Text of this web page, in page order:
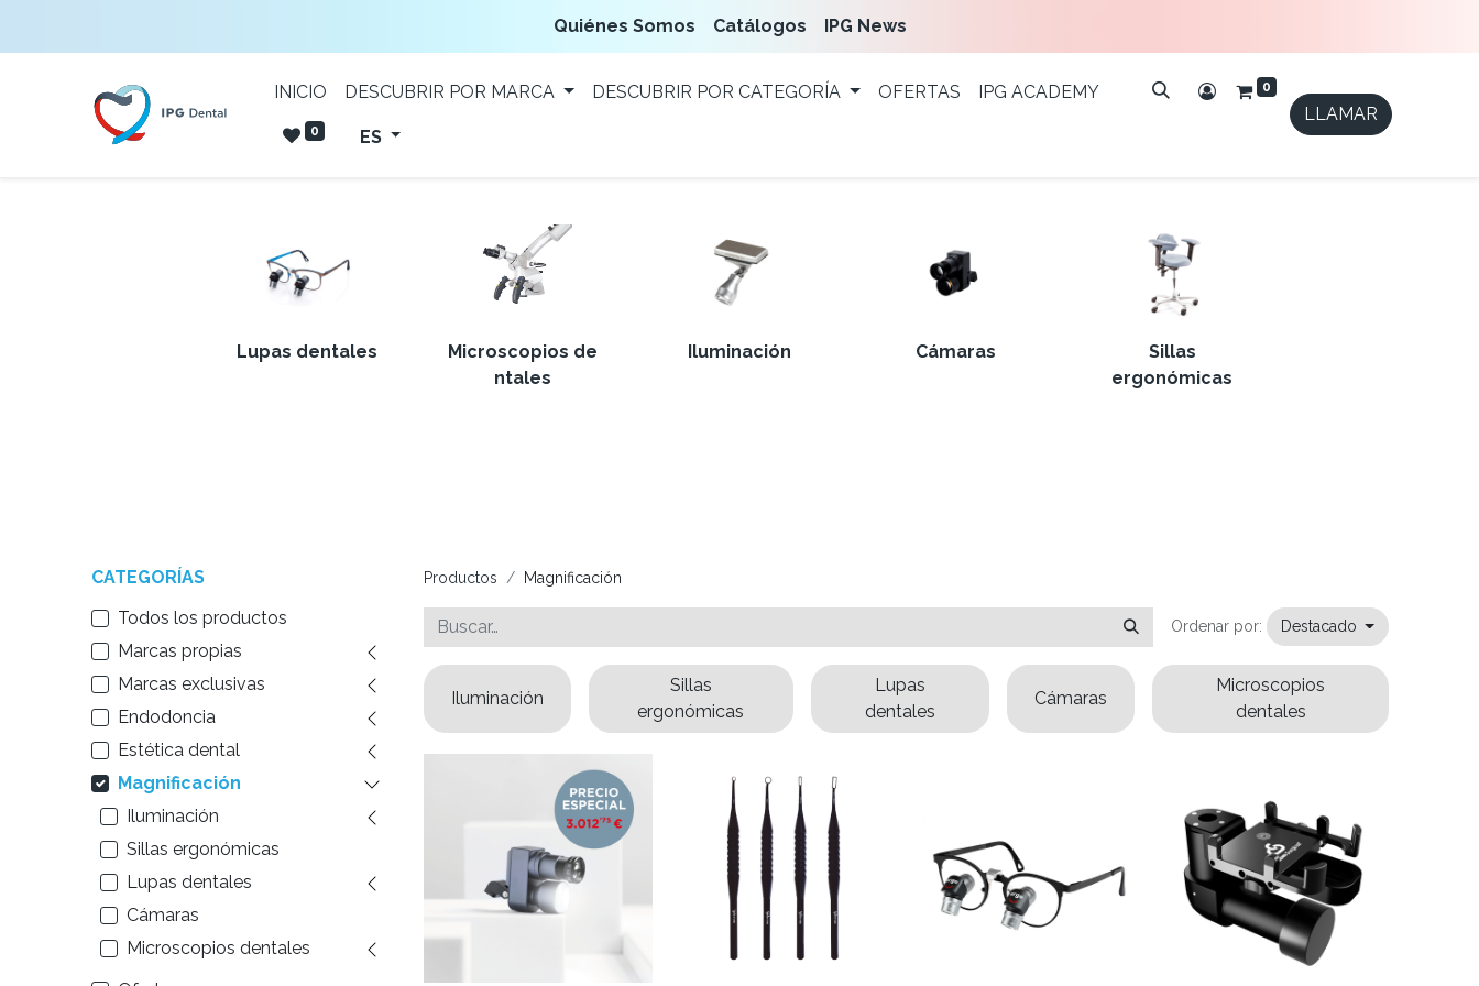
Quiénes Somos Catálogos IPG News
INICIO DESCUBRIR POR MARCA DESCUBRIR POR CATEGORÍA OFERTAS IPG ACADEMY 0
0 ES
LLAMAR
Iluminación Cámaras
Microscopios de
ntales
Sillas
ergonómicas
Lupas dentales
CATEGORÍAS
Todos los productos
Marcas propias
Marcas exclusivas
Endodoncia
Estética dental
Magnificación
Iluminación
Sillas ergonómicas
Lupas dentales
Cámaras
Microscopios dentales
Productos Magnificación
Ordenar por: Destacado
Iluminación
Sillas
ergonómicas
Lupas
dentales
Cámaras
Microscopios
dentales